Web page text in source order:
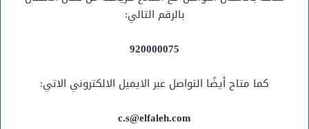
بالرقم التالي:
920000075
كما متاح أيضًا التواصل عبر الايميل الالكتروني الاتي:
c.s@elfaleh.com